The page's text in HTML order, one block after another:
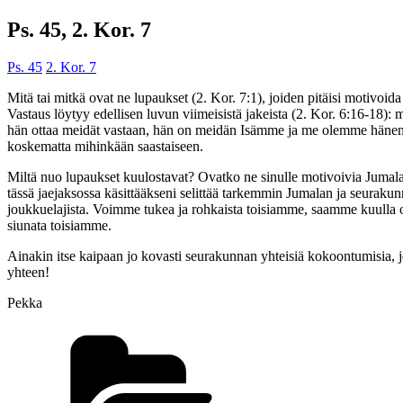
Ps. 45, 2. Kor. 7
Ps. 45 2. Kor. 7
Mitä tai mitkä ovat ne lupaukset (2. Kor. 7:1), joiden pitäisi motivoida
Vastaus löytyy edellisen luvun viimeisistä jakeista (2. Kor. 6:16-18):
hän ottaa meidät vastaan, hän on meidän Isämme ja me olemme
koskematta mihinkään saastaiseen.
Miltä nuo lupaukset kuulostavat? Ovatko ne sinulle motivoivia
tässä jaejaksossa käsittääkseni selittää tarkemmin Jumalan ja
joukkuelajista. Voimme tukea ja rohkaista toisiamme, saamme
siunata toisiamme.
Ainakin itse kaipaan jo kovasti seurakunnan yhteisiä kokoontumisia,
yhteen!
Pekka